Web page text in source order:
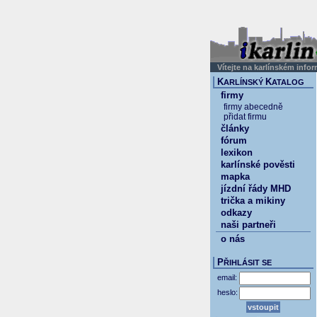
Vítejte na karlínském
KARLÍNSKÝ KATALOG
firmy
firmy abecedně
přidat firmu
články
fórum
lexikon
karlínské pověsti
mapka
jízdní řády MHD
trička a mikiny
odkazy
naši partneři
o nás
PŘIHLÁSIT SE
email:
heslo: